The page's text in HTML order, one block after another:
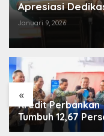
Apresiasi
Januari 9, 2026
«
Di Tengah
Ketidakpastian
OJK Pastikan